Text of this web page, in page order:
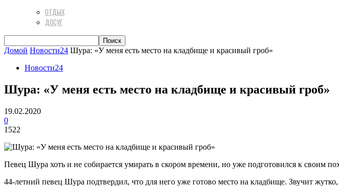
ОТДЫХ
ДОСУГ
Домой Новости24 Шура: «У меня есть место на кладбище и красивый гроб»
Новости24
Шура: «У меня есть место на кладбище и красивый гроб»
19.02.2020
0
1522
Певец Шура хоть и не собирается умирать в скором времени, но уже подготовился к своим
44-летний певец Шура подтвердил, что для него уже готово место на кладбище. Звучит